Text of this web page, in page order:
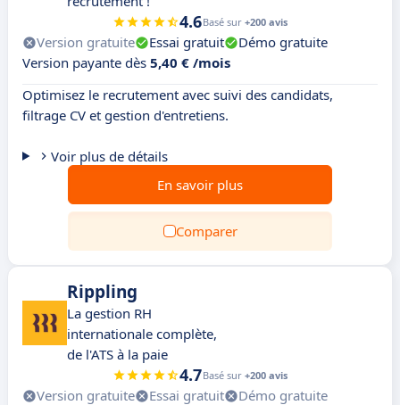
4.6Basé sur +200 avis
Version gratuite Essai gratuit
Démo gratuite
Version payante dès 5,40 € /mois
Optimisez le recrutement avec suivi des candidats,
filtrage CV et gestion d'entretiens.
Voir plus de détails
En savoir plus
Comparer
Rippling
La gestion RH
internationale complète,
de l'ATS à la paie
4.7Basé sur +200 avis
Version gratuite Essai gratuit
Démo gratuite